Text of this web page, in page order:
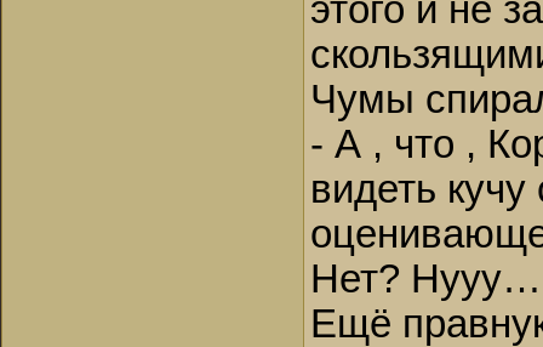
этого и не
Чумы
- А , что ,
видеть
Нет? Нууу…
Ещё